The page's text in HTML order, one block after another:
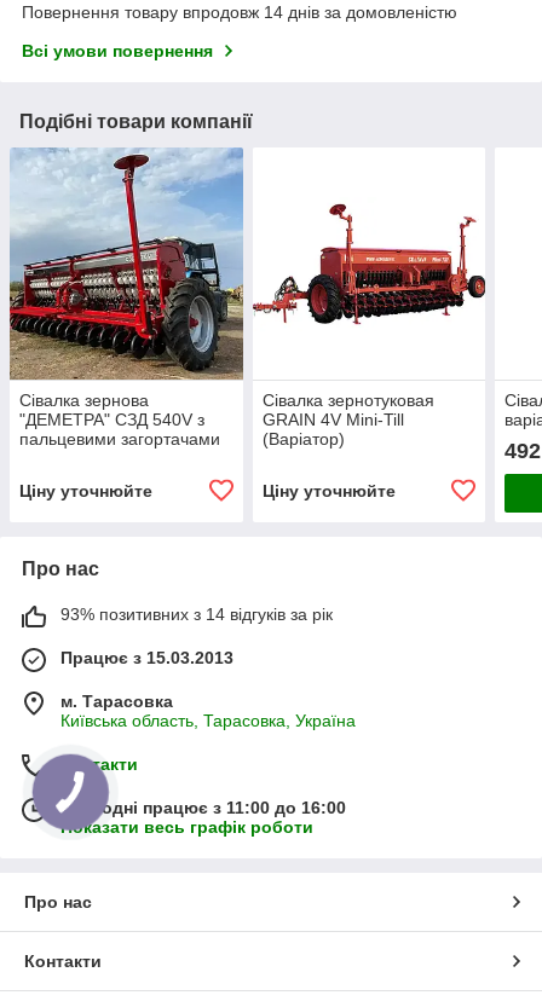
Повернення товару впродовж 14 днів за домовленістю
Всі умови повернення
Подібні товари компанії
Сівалка зернова
"ДЕМЕТРА" СЗД 540V з
пальцевими загортачами
Ціну уточнюйте
Сівалка зернотуковая
GRAIN 4V Mini-Till
(Варіатор)
Ціну уточнюйте
Про нас
93% позитивних з 14 відгуків за рік
Працює з 15.03.2013
м. Тарасовка
Київська область, Тарасовка, Україна
Контакти
Сьогодні працює з 11:00 до 16:00
Показати весь графік роботи
Про нас
Контакти